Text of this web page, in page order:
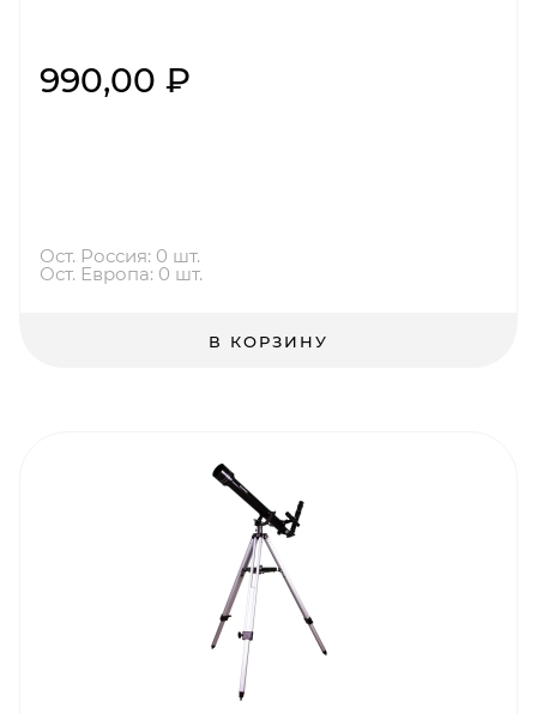
990,00 ₽
Ост. Россия: 0 шт.
Ост. Европа: 0 шт.
В КОРЗИНУ